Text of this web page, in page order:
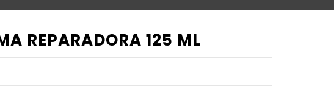
REPARADORA 125 ML